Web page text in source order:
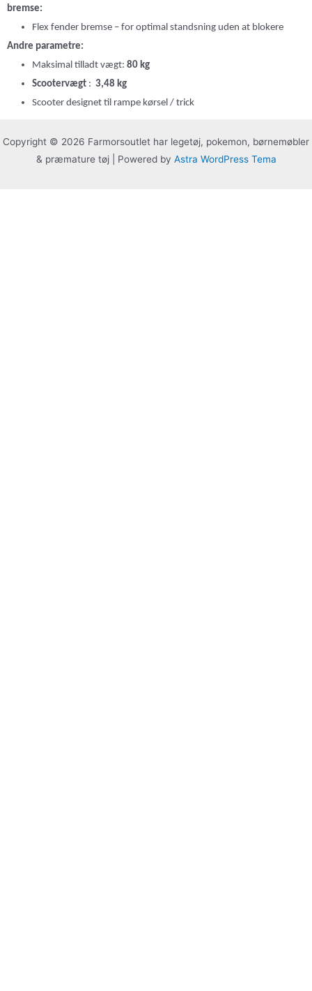
bremse:
Flex fender bremse – for optimal standsning uden at blokere
Andre parametre:
Maksimal tilladt vægt: 80 kg
Scootervægt : 3,48 kg
Scooter designet til rampe kørsel / trick
Copyright © 2026 Farmorsoutlet har legetøj, pokemon, børnemøbler
& præmature tøj | Powered by Astra WordPress Tema